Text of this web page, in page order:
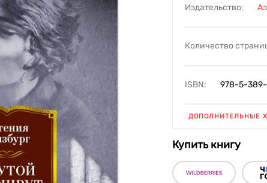
Издательство:
Количество
ISBN: 978-5-
ДОПОЛНИТЕЛЬНЫЕ
Купить книгу